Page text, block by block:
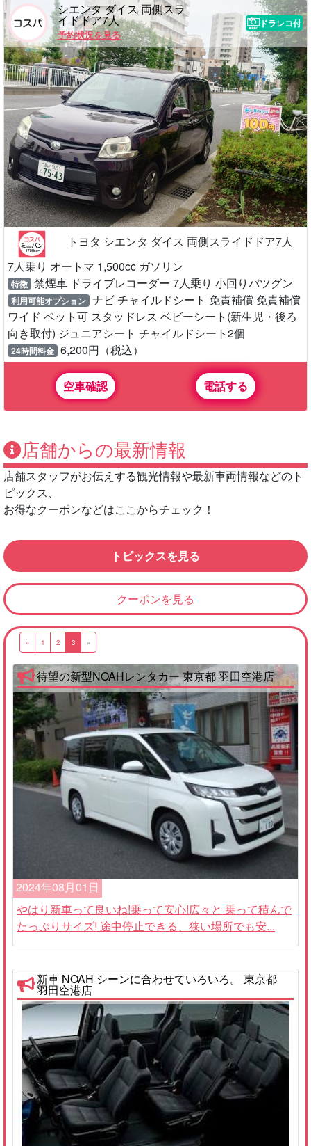
シエンタ ダイス 両側スラ
イドドア7人
予約状況を見る
ドラレコ付
トヨタ シエンタ ダイス 両側スライドドア7人
7人乗り オートマ 1,500cc ガソリン
特徴 禁煙車 ドライブレコーダー 7人乗り 小回りバツグン
利用可能オプション ナビ チャイルドシート 免責補償 免責補償
ワイド ペット可 スタッドレス ベビーシート(新生児・後ろ
向き取付) ジュニアシート チャイルドシート2個
24時間料金 6,200円（税込）
空車確認 電話する
店舗からの最新情報
店舗スタッフがお伝えする観光情報や最新車両情報などのト
ピックス、
お得なクーポンなどはここからチェック！
トピックスを見る
クーポンを見る
« 1 2 3 »
待望の新型NOAHレンタカー 東京都 羽田空港店
2024年08月01日
やはり新車って良いね!乗って安心!広々と 乗って積んで
たっぷりサイズ! 途中停止できる、狭い場所でも安...
新車 NOAH シーンに合わせていろいろ。 東京都
羽田空港店